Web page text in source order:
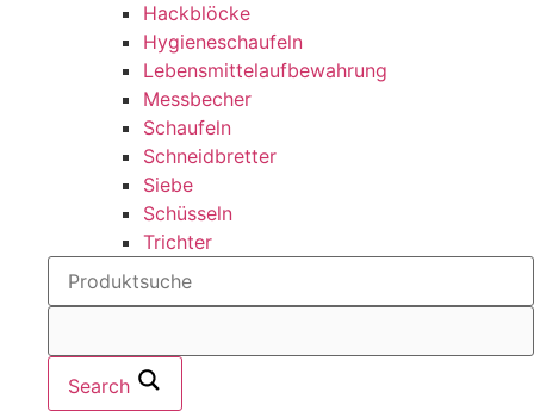
Hackblöcke
Hygieneschaufeln
Lebensmittelaufbewahrung
Messbecher
Schaufeln
Schneidbretter
Siebe
Schüsseln
Trichter
Search